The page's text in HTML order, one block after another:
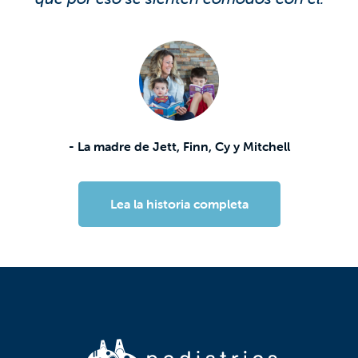
- La madre de Jett, Finn, Cy y Mitchell
Lea la historia completa